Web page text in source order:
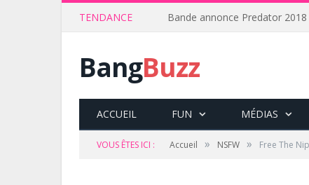
TENDANCE Bande annonce Predator 2018
BangBuzz
ACCUEIL FUN MÉDIAS
VOUS ÊTES ICI : Accueil » NSFW » Free The